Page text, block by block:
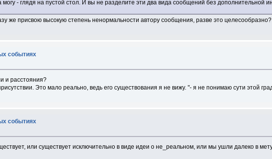
могу - глядя на пустой стол. И вы не разделите эти два вида сообщений без дополнительной
же присвою высокую степень ненормальности автору сообщения, разве это целесообразно?
событиях
и расстояния?
Это мало реально, ведь его существования я не вижу. "- я не понимаю сути этой
событиях
или существует исключительно в виде идеи о не_реальном, или мы ушли далеко в